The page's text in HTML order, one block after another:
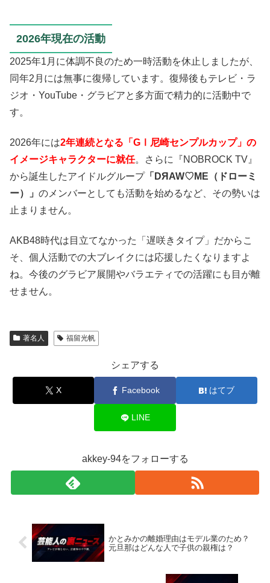
2026年現在の活動
2025年1月に体調不良のため一時活動を休止しましたが、
同年2月には無事に復帰しています。復帰後もテレビ・ラ
ジオ・YouTube・グラビアと多方面で精力的に活動中で
す。
2026年には2年連続となる「GⅠ尼崎センプルカップ」の
イメージキャラクターに就任。さらに『NOBROCK TV』
から誕生したアイドルグループ「DЯAW♡ME（ドローミ
ー）」 のメンバーとしても活動を始めるなど、その勢いは
止まりません。
AKB48時代は目立てなかった「遅咲きタイプ」だからこ
そ、個人活動での大ブレイクには応援したくなりますよ
ね。今後のグラビア展開やバラエティでの活躍にも目が離
せません。
著名人 福留光帆
シェアする
X Facebook はてブ
LINE
akkey-94をフォローする
かとみかの離婚理由はモデル業のため？
元旦那はどんな人で子供の親権は？